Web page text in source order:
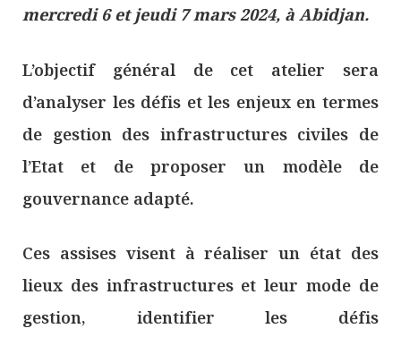
mercredi 6 et jeudi 7 mars 2024, à Abidjan.
L’objectif général de cet atelier sera
d’analyser les défis et les enjeux en termes
de gestion des infrastructures civiles de
l’Etat et de proposer un modèle de
gouvernance adapté.
Ces assises visent à réaliser un état des
lieux des infrastructures et leur mode de
gestion, identifier les défis